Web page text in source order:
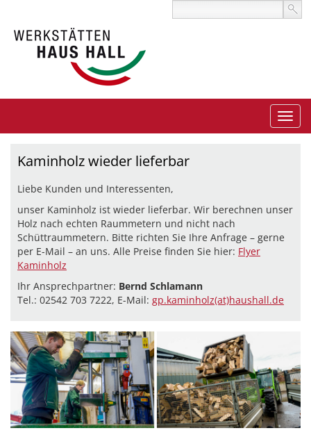
Kaminholz wieder lieferbar
Liebe Kunden und Interessenten,
unser Kaminholz ist wieder lieferbar. Wir berechnen unser
Holz nach echten Raummetern und nicht nach
Schüttraummetern. Bitte richten Sie Ihre Anfrage – gerne
per E-Mail – an uns. Alle Preise finden Sie hier: Flyer
Kaminholz
Ihr Ansprechpartner: Bernd Schlamann
Tel.: 02542 703 7222, E-Mail: gp.kaminholz(at)haushall.de